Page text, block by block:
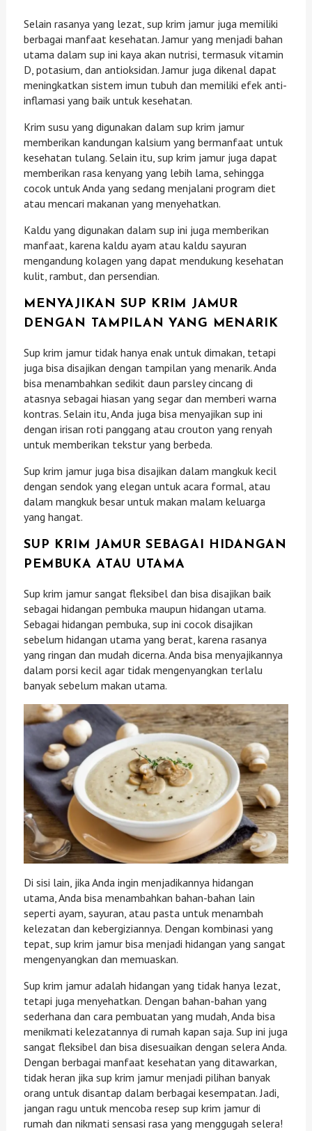
Selain rasanya yang lezat, sup krim jamur juga memiliki
berbagai manfaat kesehatan. Jamur yang menjadi bahan
utama dalam sup ini kaya akan nutrisi, termasuk vitamin
D, potasium, dan antioksidan. Jamur juga dikenal dapat
meningkatkan sistem imun tubuh dan memiliki efek anti-
inflamasi yang baik untuk kesehatan.
Krim susu yang digunakan dalam sup krim jamur
memberikan kandungan kalsium yang bermanfaat untuk
kesehatan tulang. Selain itu, sup krim jamur juga dapat
memberikan rasa kenyang yang lebih lama, sehingga
cocok untuk Anda yang sedang menjalani program diet
atau mencari makanan yang menyehatkan.
Kaldu yang digunakan dalam sup ini juga memberikan
manfaat, karena kaldu ayam atau kaldu sayuran
mengandung kolagen yang dapat mendukung kesehatan
kulit, rambut, dan persendian.
MENYAJIKAN SUP KRIM JAMUR
DENGAN TAMPILAN YANG MENARIK
Sup krim jamur tidak hanya enak untuk dimakan, tetapi
juga bisa disajikan dengan tampilan yang menarik. Anda
bisa menambahkan sedikit daun parsley cincang di
atasnya sebagai hiasan yang segar dan memberi warna
kontras. Selain itu, Anda juga bisa menyajikan sup ini
dengan irisan roti panggang atau crouton yang renyah
untuk memberikan tekstur yang berbeda.
Sup krim jamur juga bisa disajikan dalam mangkuk kecil
dengan sendok yang elegan untuk acara formal, atau
dalam mangkuk besar untuk makan malam keluarga
yang hangat.
SUP KRIM JAMUR SEBAGAI HIDANGAN
PEMBUKA ATAU UTAMA
Sup krim jamur sangat fleksibel dan bisa disajikan baik
sebagai hidangan pembuka maupun hidangan utama.
Sebagai hidangan pembuka, sup ini cocok disajikan
sebelum hidangan utama yang berat, karena rasanya
yang ringan dan mudah dicerna. Anda bisa menyajikannya
dalam porsi kecil agar tidak mengenyangkan terlalu
banyak sebelum makan utama.
Di sisi lain, jika Anda ingin menjadikannya hidangan
utama, Anda bisa menambahkan bahan-bahan lain
seperti ayam, sayuran, atau pasta untuk menambah
kelezatan dan kebergiziannya. Dengan kombinasi yang
tepat, sup krim jamur bisa menjadi hidangan yang sangat
mengenyangkan dan memuaskan.
Sup krim jamur adalah hidangan yang tidak hanya lezat,
tetapi juga menyehatkan. Dengan bahan-bahan yang
sederhana dan cara pembuatan yang mudah, Anda bisa
menikmati kelezatannya di rumah kapan saja. Sup ini juga
sangat fleksibel dan bisa disesuaikan dengan selera Anda.
Dengan berbagai manfaat kesehatan yang ditawarkan,
tidak heran jika sup krim jamur menjadi pilihan banyak
orang untuk disantap dalam berbagai kesempatan. Jadi,
jangan ragu untuk mencoba resep sup krim jamur di
rumah dan nikmati sensasi rasa yang menggugah selera!